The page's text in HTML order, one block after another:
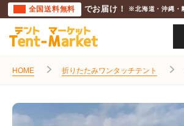
全国送料無料 でお届け！ ※北海道・沖縄・
HOME 折りたたみワンタッチテント